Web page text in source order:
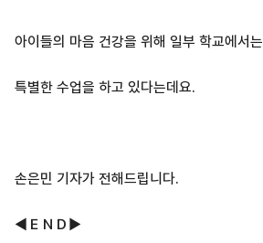
아이들의 마음 건강을 위해 일부 학교에서는
특별한 수업을 하고 있다는데요.
손은민 기자가 전해드립니다.
◀ＥＮＤ▶